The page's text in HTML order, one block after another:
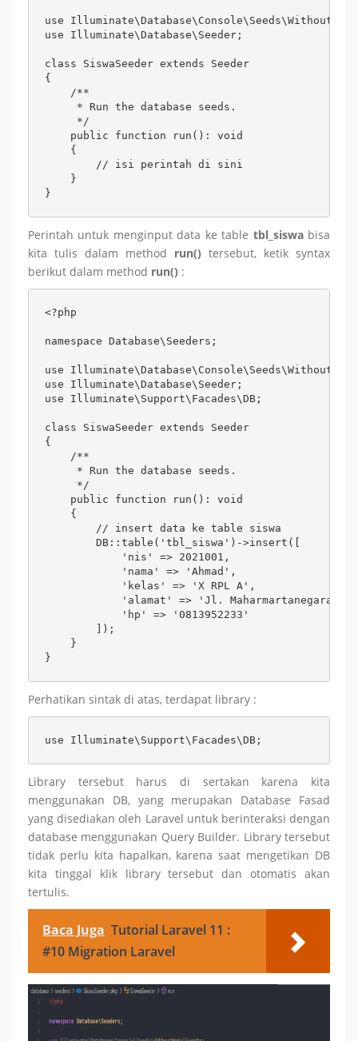
use
use Illuminate\Database\Seeder;
class SiswaSeeder extends Seeder
{
    /**
     * Run the database seeds.
     */
    public function run(): void
    {
        // isi perintah di sini
    }
Perintah untuk menginput data ke table tbl_siswabisa
kita tulis dalam method run() tersebut, ketik syntax
berikut dalam method run() :
<?php
namespace Database\Seeders;
use
use Illuminate\Database\Seeder;
use Illuminate\Support\Facades\DB;
class SiswaSeeder extends Seeder
{
    /**
     * Run the database seeds.
     */
    public function run(): void
    {
        // insert data ke table siswa
        DB::table('tbl_siswa')->insert([
            'nis' => 2021001,
            'nama' => 'Ahmad',
            'kelas' => 'X RPL A',
            'alamat' => 'Jl. Maharmartanegara',
            'hp' => '0813952233'
        ]);
    }
Perhatikan sintak di atas, terdapat library :
use Illuminate\Support\Facades\DB;
Library tersebut harus di sertakan karena kita
menggunakan DB, yang merupakan Database Fasad
yang disediakan oleh Laravel untuk berinteraksi dengan
database menggunakan Query Builder. Library tersebut
tidak perlu kita hapalkan, karena saat mengetikan DB
kita tinggal klik library tersebut dan otomatis akan
tertulis.
Baca Juga Tutorial Laravel 11 :
#10 Migration Laravel